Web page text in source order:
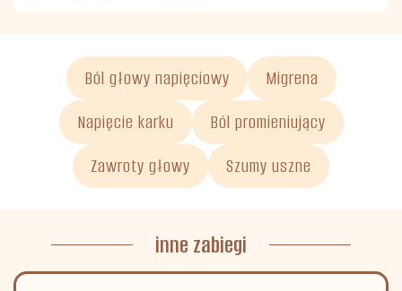
Ból głowy napięciowy
Migrena
Napięcie karku
Ból promieniujący
Zawroty głowy
Szumy uszne
inne zabiegi